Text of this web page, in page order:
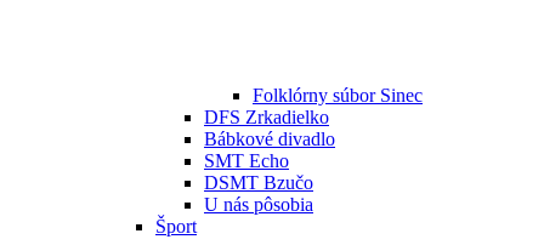
Folklórny súbor Sinec
DFS Zrkadielko
Bábkové divadlo
SMT Echo
DSMT Bzučo
U nás pôsobia
Šport